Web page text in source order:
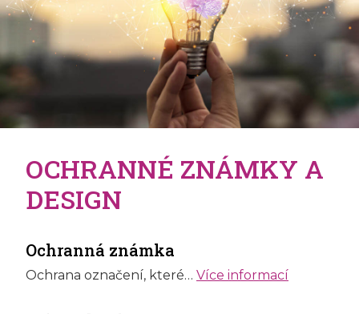
OCHRANNÉ ZNÁMKY A
DESIGN
Ochranná známka
Ochrana označení, které… Více informací